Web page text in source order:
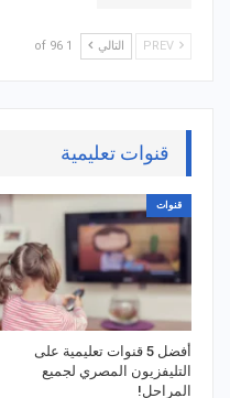
التالي 1 of 96
قنوات تعليمية
قنوات
أفضل 5 قنوات تعليمية على
التليفزيون المصري لجميع
المراحل!